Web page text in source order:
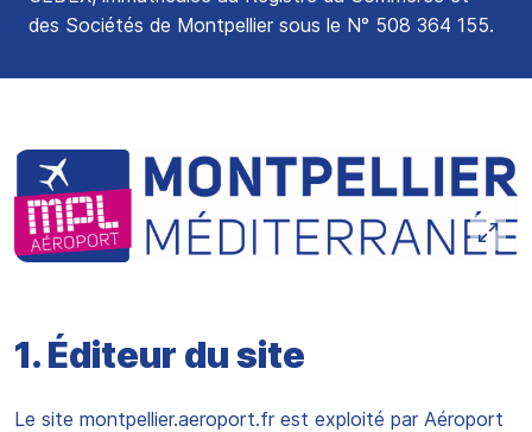
des Sociétés de Montpellier sous le N° 508 364 155.
1. Éditeur du site
Le site montpellier.aeroport.fr est exploité par Aéroport